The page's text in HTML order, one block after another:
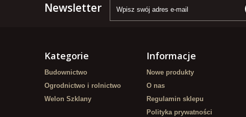
Newsletter
Kategorie
Budownictwo
Ogrodnictwo i rolnictwo
Welon Szklany
Informacje
Nowe produkty
O nas
Regulamin sklepu
Polityka prywatności